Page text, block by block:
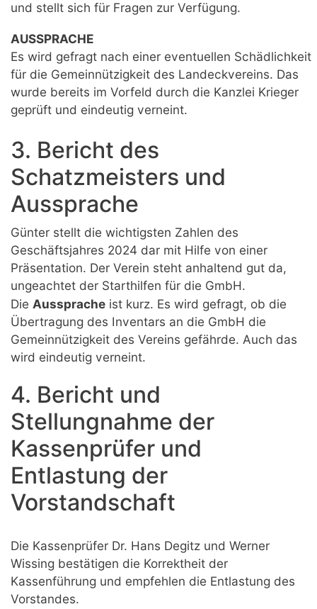
und stellt sich für Fragen zur Verfügung.
AUSSPRACHE
Es wird gefragt nach einer eventuellen Schädlichkeit
für die Gemeinnützigkeit des Landeckvereins. Das
wurde bereits im Vorfeld durch die Kanzlei Krieger
geprüft und eindeutig verneint.
3. Bericht des
Schatzmeisters und
Aussprache
Günter stellt die wichtigsten Zahlen des
Geschäftsjahres 2024 dar mit Hilfe von einer
Präsentation. Der Verein steht anhaltend gut da,
ungeachtet der Starthilfen für die GmbH.
Die Ausspracheist kurz. Es wird gefragt, ob die
Übertragung des Inventars an die GmbH die
Gemeinnützigkeit des Vereins gefährde. Auch das
wird eindeutig verneint.
4. Bericht und
Stellungnahme der
Kassenprüfer und
Entlastung der
Vorstandschaft
Die Kassenprüfer Dr. Hans Degitz und Werner
Wissing bestätigen die Korrektheit der
Kassenführung und empfehlen die Entlastung des
Vorstandes.